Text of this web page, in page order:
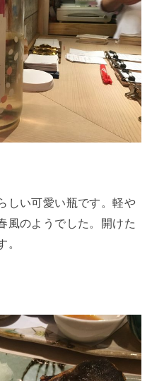
しい可愛い瓶です。軽や
風のようでした。開けた
。